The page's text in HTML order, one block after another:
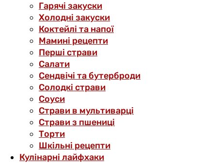
Гарячі закуски
Холодні закуски
Коктейлі та напої
Мамині рецепти
Перші страви
Салати
Сендвічі та бутерброди
Солодкі страви
Соуси
Страви в мультиварці
Страви з пшениці
Торти
Шкільні рецепти
Кулінарні лайфхаки